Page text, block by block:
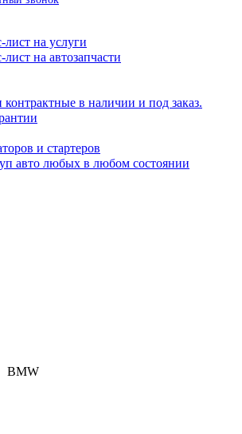
лист на услуги
на автозапчасти
контрактные в наличии и под заказ.
и стартеров
авто любых в любом состоянии
BMW